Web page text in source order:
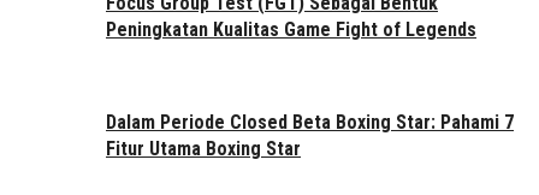
Peningkatan Kualitas Game Fight of Legends
Dalam Periode Closed Beta Boxing Star: Pahami 7
Fitur Utama Boxing Star